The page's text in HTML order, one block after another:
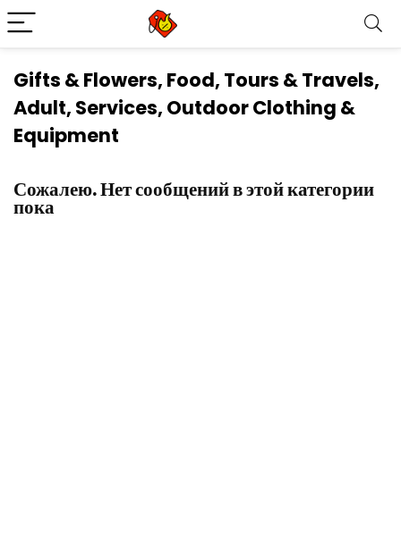
Gifts & Flowers, Food, Tours & Travels,
Adult, Services, Outdoor Clothing &
Equipment
Сожалею. Нет сообщений в этой категории
пока